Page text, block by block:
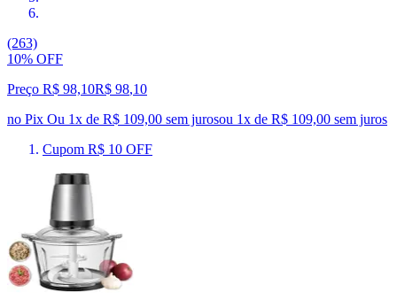
(263)
10% OFF
Preço R$ 98,10R$ 98,10
no Pix Ou 1x de R$ 109,00 sem jurosou 1x de R$ 109,00 sem juros
Cupom R$ 10 OFF